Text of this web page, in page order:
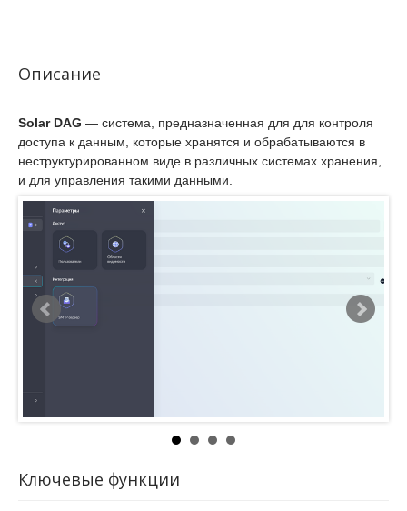
Описание
Solar DAG — система, предназначенная для для контроля
доступа к данным, которые хранятся и обрабатываются в
неструктурированном виде в различных системах хранения,
и для управления такими данными.
Ключевые функции